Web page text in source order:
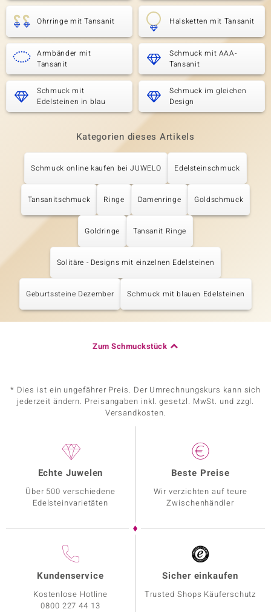
Ohrringe mit Tansanit Halsketten mit Tansanit
Armbänder mit
Tansanit
Schmuck mit AAA-
Tansanit
Schmuck mit
Edelsteinen in blau
Schmuck im gleichen
Design
Kategorien dieses Artikels
Schmuck online kaufen bei JUWELO Edelsteinschmuck
Tansanitschmuck Ringe Damenringe Goldschmuck
Goldringe Tansanit Ringe
Solitäre - Designs mit einzelnen Edelsteinen
Geburtssteine Dezember Schmuck mit blauen Edelsteinen
Zum Schmuckstück
* Dies ist ein ungefährer Preis. Der Umrechnungskurs kann sich
jederzeit ändern. Preisangaben inkl. gesetzl. MwSt. und zzgl.
Versandkosten.
Echte Juwelen
Über 500 verschiedene
Edelsteinvarietäten
Beste Preise
Wir verzichten auf teure
Zwischenhändler
Kundenservice
Kostenlose Hotline
0800 227 44 13
Sicher einkaufen
Trusted Shops Käuferschutz